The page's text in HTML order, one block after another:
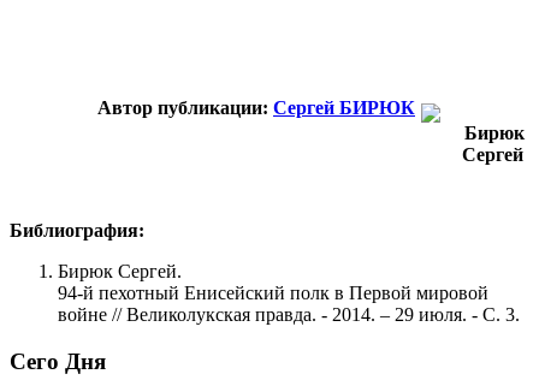
Автор публикации: Сергей БИРЮК
Библиография:
Бирюк Сергей.
94-й пехотный Енисейский полк в Первой мировой
войне // Великолукская правда. - 2014. – 29 июля. - С. 3.
Сего Дня